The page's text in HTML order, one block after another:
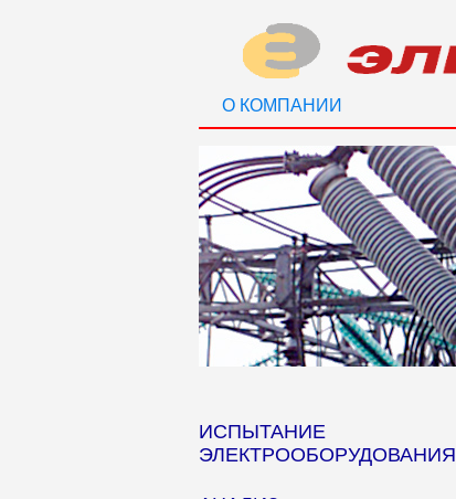
О КОМПАНИИ
ИСПЫТАНИЕ
ЭЛЕКТРООБОРУДОВАНИЯ